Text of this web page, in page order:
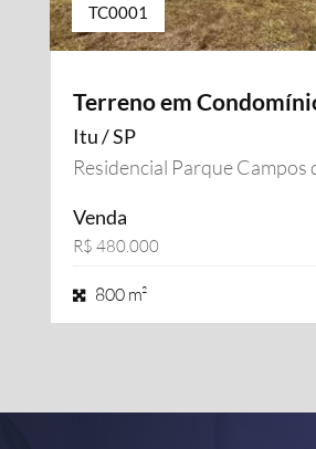
TC0001
Terreno em
Itu / SP
Residencial Parque Campos
Venda
R$ 480.000
800 m²